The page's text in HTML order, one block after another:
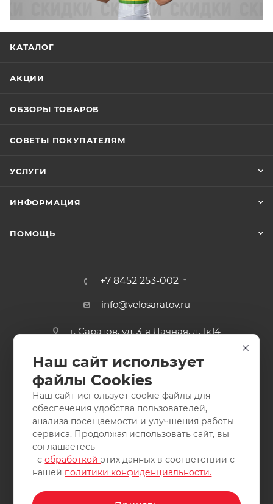
КАТАЛОГ
АКЦИИ
ОБЗОРЫ ТОВАРОВ
СОВЕТЫ ПОКУПАТЕЛЯМ
УСЛУГИ
ИНФОРМАЦИЯ
ПОМОЩЬ
+7 8452 253-002
info@velosaratov.ru
г. Саратов, ул. 3-я Дачная, д. 1к14
2011-2026 © интернет-магазин спортивных товаров
ВелоСаратов. Не является публичной офертой. Все права
защищены. Заимствование материалов и фотографий
запрещено.
Наш сайт использует
файлы Cookies
Наш сайт использует cookie-файлы для
обеспечения удобства пользователей,
анализа посещаемости и улучшения работы
сервиса. Продолжая использовать сайт, вы
соглашаетесь
собработкойэтих данных в соответствии с
нашей политики конфиденциальности.